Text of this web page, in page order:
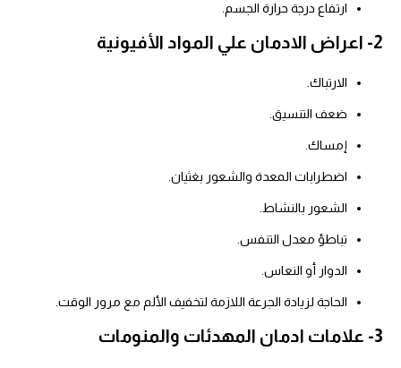
ارتفاع درجة حرارة الجسم.
2- اعراض الادمان علي المواد الأفيونية
الارتباك.
ضعف التنسيق.
إمساك.
اضطرابات المعدة والشعور بغثيان.
الشعور بالنشاط.
تباطؤ معدل التنفس.
الدوار أو النعاس.
الحاجة لزيادة الجرعة اللازمة لتخفيف الألم مع مرور الوقت.
3- علامات ادمان المهدئات والمنومات